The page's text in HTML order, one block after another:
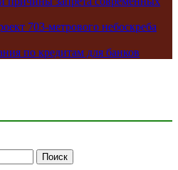
703-метрового небоскреба
по кредитам для банков